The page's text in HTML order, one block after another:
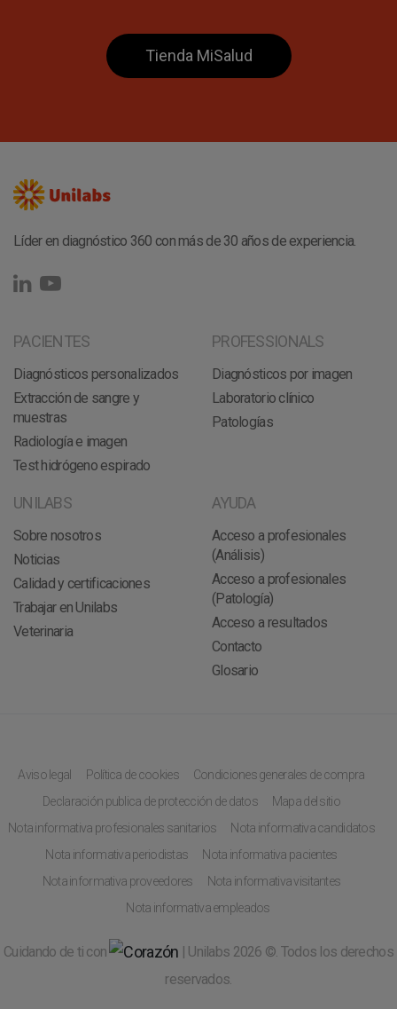
Tienda MiSalud
Líder en diagnóstico 360 con más de 30 años de experiencia.
PACIENTES
Diagnósticos personalizados
Extracción de sangre y
muestras
Radiología e imagen
Test hidrógeno espirado
PROFESSIONALS
Diagnósticos por imagen
Laboratorio clínico
Patologías
UNILABS
Sobre nosotros
Noticias
Calidad y certificaciones
Trabajar en Unilabs
Veterinaria
AYUDA
Acceso a profesionales
(Análisis)
Acceso a profesionales
(Patología)
Acceso a resultados
Contacto
Glosario
Aviso legal Política de cookies
Condiciones generales de compra
Declaración publica de protección de datos
Mapa del sitio
Nota informativa profesionales sanitarios
Nota informativa candidatos
Nota informativa periodistas
Nota informativa pacientes
Nota informativa proveedores
Nota informativa visitantes
Nota informativa empleados
Cuidando de ti con
| Unilabs 2026 ©. Todos los derechos
reservados.